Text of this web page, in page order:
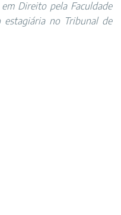
Direito pela Faculdade
estagiária no Tribunal de